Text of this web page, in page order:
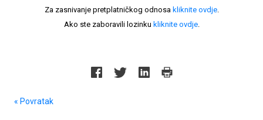
Za zasnivanje pretplatničkog odnosa kliknite ovdje.
Ako ste zaboravili lozinku kliknite ovdje.
« Povratak